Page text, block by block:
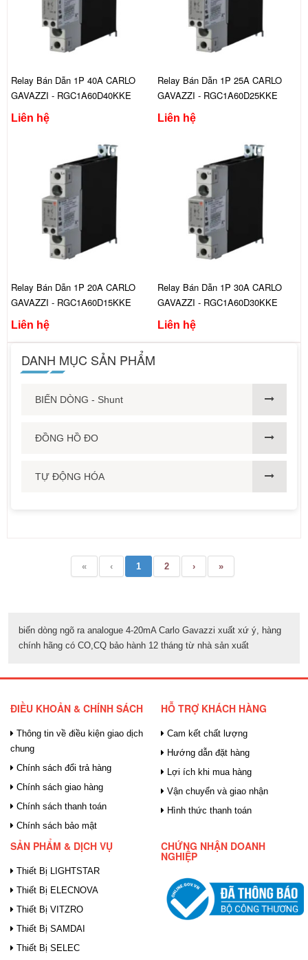
Relay Bán Dẫn 1P 40A CARLO
GAVAZZI - RGC1A60D40KKE
Liên hệ
Relay Bán Dẫn 1P 25A CARLO
GAVAZZI - RGC1A60D25KKE
Liên hệ
Relay Bán Dẫn 1P 20A CARLO
GAVAZZI - RGC1A60D15KKE
Liên hệ
Relay Bán Dẫn 1P 30A CARLO
GAVAZZI - RGC1A60D30KKE
Liên hệ
DANH MỤC SẢN PHẨM
BIẾN DÒNG - Shunt
ĐỒNG HỒ ĐO
TỰ ĐỘNG HÓA
« ‹ 1 2 › »
biến dòng ngõ ra analogue 4-20mA Carlo Gavazzi xuất xứ ý, hàng
chính hãng có CO,CQ bảo hành 12 tháng từ nhà sản xuất
ĐIỀU KHOẢN & CHÍNH SÁCH
Thông tin về điều kiện giao dịch
chung
Chính sách đổi trả hàng
Chính sách giao hàng
Chính sách thanh toán
Chính sách bảo mật
HỖ TRỢ KHÁCH HÀNG
Cam kết chất lượng
Hướng dẫn đặt hàng
Lợi ích khi mua hàng
Vận chuyển và giao nhận
Hình thức thanh toán
SẢN PHẨM & DỊCH VỤ
Thiết Bị LIGHTSTAR
Thiết Bị ELECNOVA
Thiết Bị VITZRO
Thiết Bị SAMDAI
Thiết Bị SELEC
CHỨNG NHẬN DOANH
NGHIỆP